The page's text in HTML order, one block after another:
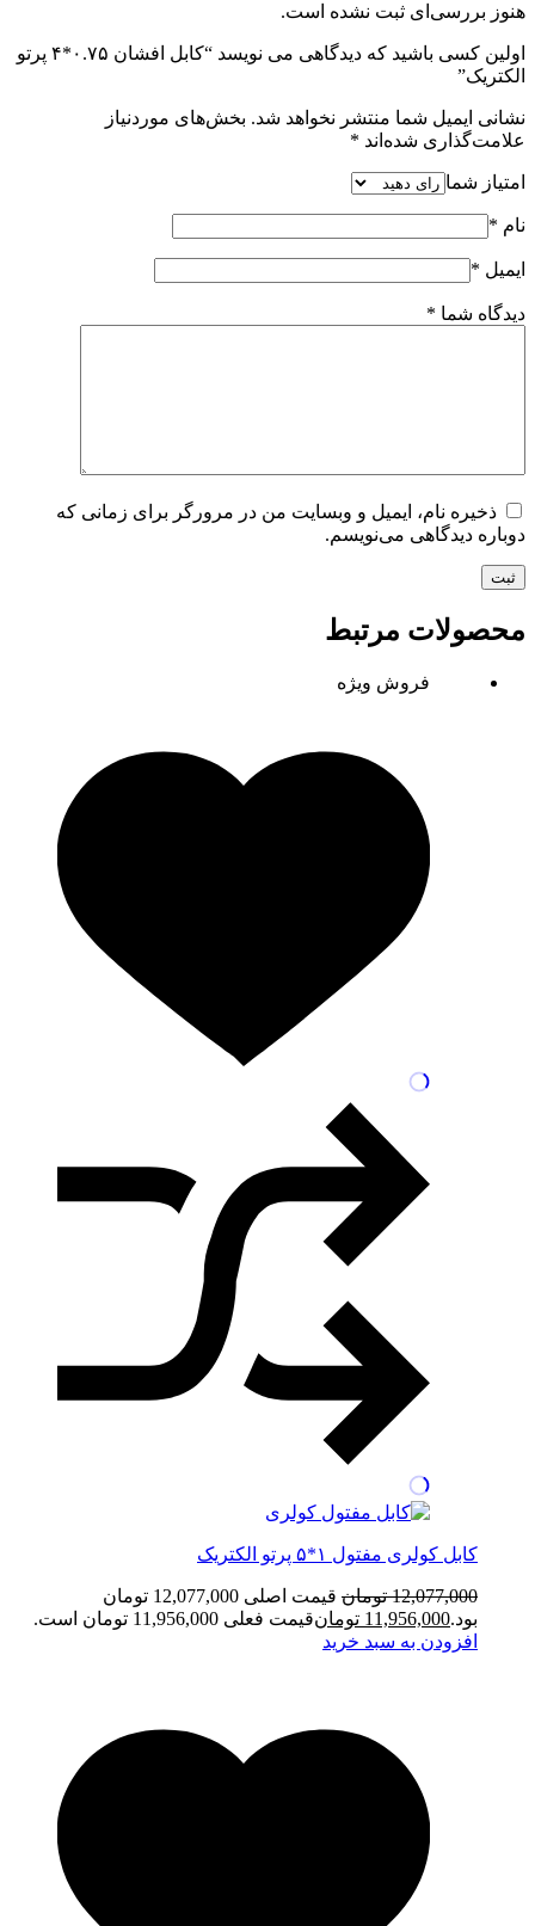
هنوز بررسی‌ای ثبت نشده است.
اولین کسی باشید که دیدگاهی می نویسد “کابل افشان ۰.۷۵*۴ پرتو
الکتریک”
نشانی ایمیل شما منتشر نخواهد شد. بخش‌های موردنیاز
علامت‌گذاری شده‌اند *
امتیاز شما
نام *
ایمیل *
دیدگاه شما *
ذخیره نام، ایمیل و وبسایت من در مرورگر برای زمانی که
دوباره دیدگاهی می‌نویسم.
ثبت
محصولات مرتبط
فروش ویژه
کابل کولری مفتول ۱*۵ پرتو الکتریک
12,077,000 تومان
قیمت اصلی 12,077,000 تومان
بود.11,956,000 تومانقیمت فعلی 11,956,000 تومان است.
افزودن به سبد خرید